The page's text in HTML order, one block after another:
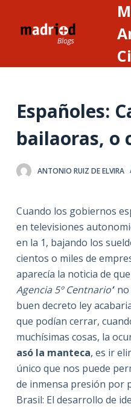
n
n
d
o
Españoles:
bailaoras, o
ANTONIO RUIZ DE ELVIRA
Cuando los gobiernos
en televisiones
en la 1, bajando los
cientos o miles de
aparecía la noticia de
Agencia 5º Centnario’‘
buen decreto ley
que podían cerrar,
muchísimas cosas, la
asó la manteca, es ir
único que nos puede
de inmensa presión por
Brasil: El desarrollo de